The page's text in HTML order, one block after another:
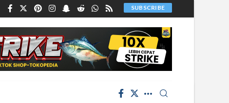
SUBSCRIBE